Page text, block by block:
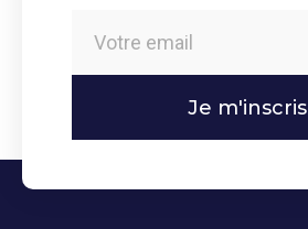
Je m'inscris